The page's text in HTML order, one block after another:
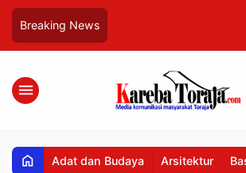
Breaking News
menu
home Adat dan Budaya Arsitektur